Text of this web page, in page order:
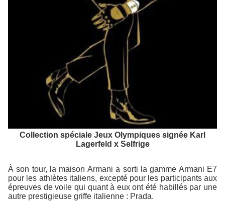
Collection spéciale Jeux Olympiques signée Karl
Lagerfeld x Selfrige
À son tour, la maison Armani a sorti la gamme Armani E7
pour les athlètes italiens, excepté pour les participants aux
épreuves de voile qui quant à eux ont été habillés par une
autre prestigieuse griffe italienne : Prada.